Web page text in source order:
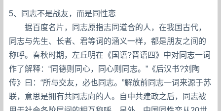
5、同志不是战友，而是同性恋
据百度名片，同志原指志同道合的人，在我国古代，
同志与先生、长者、君等词的涵义一样，都是朋友之间的
称呼。春秋时期，左丘明在《国语?晋语四》中对同志一词
作了解释：“同德则同心，同心则同志。”《后汉书?刘陶
传》曰：“所与交友，必也同志。”解放前同志一词来源于苏
联，意思是拥有共同志向的人。自中共建政之后，同志被